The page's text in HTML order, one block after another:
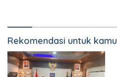
Rekomendasi untuk kamu